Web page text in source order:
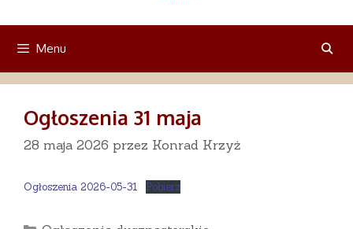
Menu
Ogłoszenia 31 maja
28 maja 2026 przez Konrad Krzyż
Ogłoszenia 2026-05-31 Pobierz